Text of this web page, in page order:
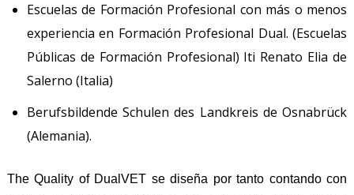
Escuelas de Formación Profesional con más o menos
experiencia en Formación Profesional Dual. (Escuelas
Públicas de Formación Profesional) Iti Renato Elia de
Salerno (Italia)
Berufsbildende Schulen des Landkreis de Osnabrück
(Alemania).
The Quality of DualVET se diseña por tanto contando con